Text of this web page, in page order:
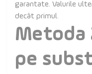
garantate. Valurile
decât primul.
Metoda
pe